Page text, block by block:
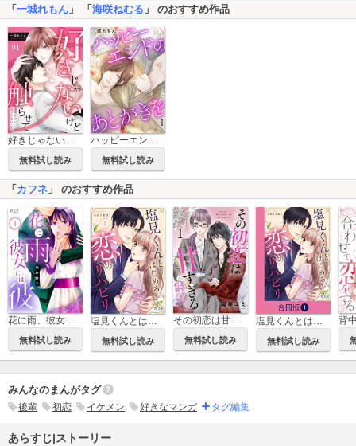
「 一城れもん 」 「 海咲ねむる 」 のおすすめ作品
好きじゃないけど触らせて～運命なのに気づかない二人～
無料試し読み
ハッピーエンドのあとがきを
無料試し読み
「 カフネ 」 のおすすめ作品
花に雨、彼女には彼
無料試し読み 無料試し読み
その初恋は甘すぎる～恋愛処女には刺激が強い～
無料試し読み
塩見くんとはじめる恋のリハビリ【合冊版】
無料試し読み
みんなのまんがタグ
後輩 初恋 イケメン 好きなマンガ タグ編集
あらすじ|ストーリー